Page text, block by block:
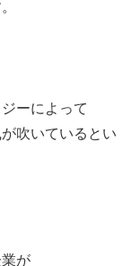
ーによって
吹いているとい
が